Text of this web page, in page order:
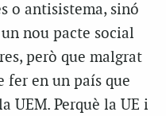
o antisistema, sinó
nou pacte social
però que malgrat
fer en un país que
UEM. Perquè la UE i